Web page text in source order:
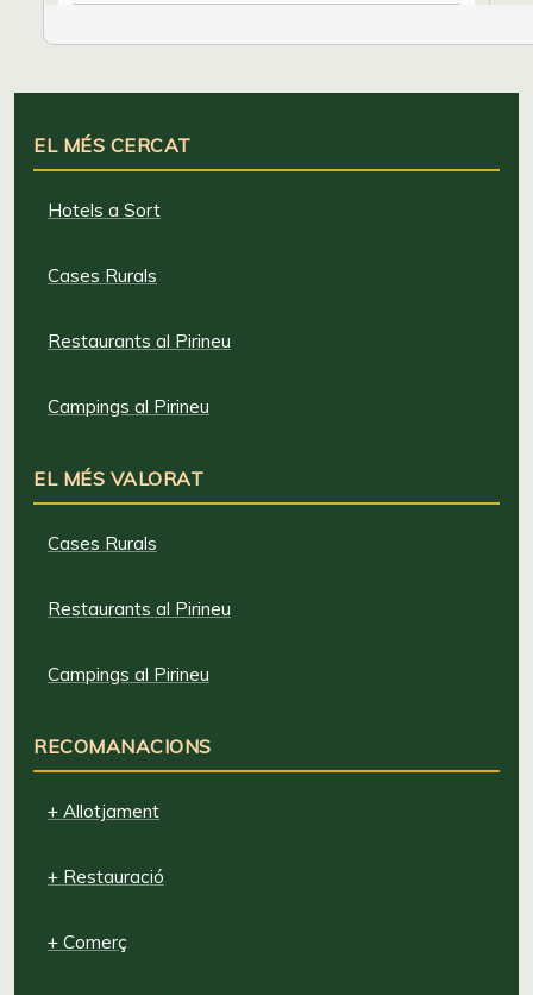
EL MÉS CERCAT
Hotels a Sort
Cases Rurals
Restaurants al Pirineu
Campings al Pirineu
EL MÉS VALORAT
Cases Rurals
Restaurants al Pirineu
Campings al Pirineu
RECOMANACIONS
+ Allotjament
+ Restauració
+ Comerç